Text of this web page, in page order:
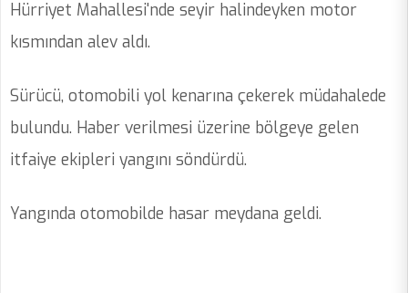
Hürriyet Mahallesi'nde seyir halindeyken motor
kısmından alev aldı.
Sürücü, otomobili yol kenarına çekerek müdahalede
bulundu. Haber verilmesi üzerine bölgeye gelen
itfaiye ekipleri yangını söndürdü.
Yangında otomobilde hasar meydana geldi.